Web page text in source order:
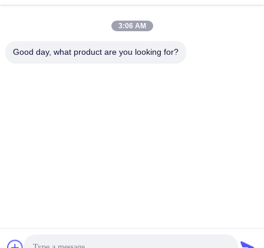
Отделение 701A, No 837 Средняя 2-я улица Цзяньпу, район
3:06 AM
Good day, what product are you looking for?